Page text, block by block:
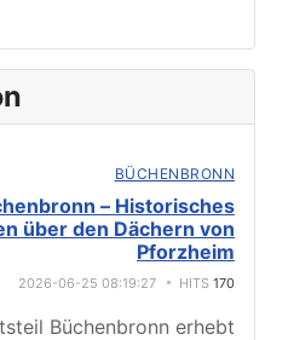
BÜCHENBRONN
– Historisches
über den Dächern von
Pforzheim
2026-06-25 08:19:27 HITS 170
Büchenbronn erhebt